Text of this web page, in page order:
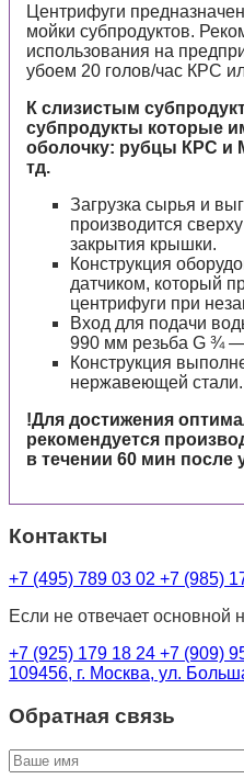
Центрифуги
мойки субпродуктов.
использования на
убоем 20 голов/час КРС
К слизистым
субпродукты которые
оболочку: рубцы КРС и
тд.
Загрузка сырья и
производится
закрытия крышки.
Конструкция
датчиком, который
центрифуги при
Вход для подачи
990 мм резьба G ¾
Конструкция
нержавеющей стали.
!Для достижения
рекомендуется
в течении 60 мин после
Контакты
+7 (495) 789 03 02 +7 (985)
Если не отвечает
+7 (925) 179 18 24 +7 (909)
109456, г. Москва, ул.
Обратная связь